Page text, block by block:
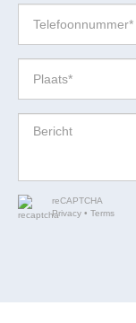
reCAPTCHA
Privacy • Terms